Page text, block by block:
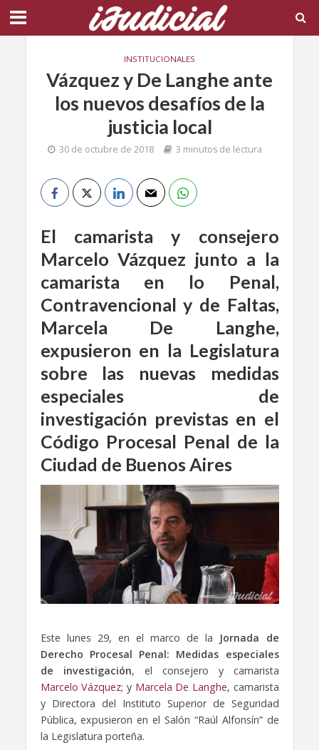
INSTITUCIONALES
Vázquez y De Langhe ante
los nuevos desafíos de la
justicia local
30 de octubre de 2018 3 minutos de lectura
El camarista y consejero
Marcelo Vázquez junto a la
camarista en lo Penal,
Contravencional y de Faltas,
Marcela De Langhe,
expusieron en la Legislatura
sobre las nuevas medidas
especiales de
investigación previstas en el
Código Procesal Penal de la
Ciudad de Buenos Aires
Este lunes 29, en el marco de la Jornada de
Derecho Procesal Penal: Medidas especiales
de investigación, el consejero y camarista
Marcelo Vázquez; y Marcela De Langhe, camarista
y Directora del Instituto Superior de Seguridad
Pública, expusieron en el Salón “Raúl Alfonsín” de
la Legislatura porteña.